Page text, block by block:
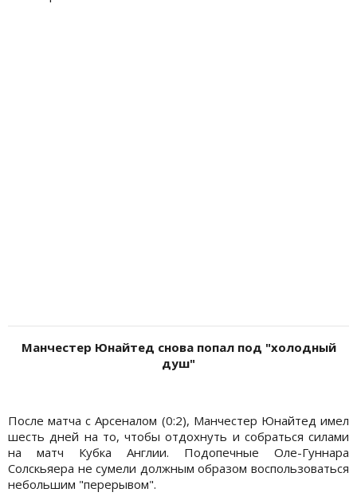
Манчестер Юнайтед снова попал под "холодный
душ"
После матча с Арсеналом (0:2), Манчестер Юнайтед имел
шесть дней на то, чтобы отдохнуть и собраться силами
на матч Кубка Англии. Подопечные Оле-Гуннара
Солскьяера не сумели должным образом воспользоваться
небольшим "перерывом".